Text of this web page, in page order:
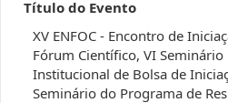
Título do Evento
XV ENFOC - Encontro de
Fórum Científico, VI
Institucional de Bolsa de
Seminário do Programa de